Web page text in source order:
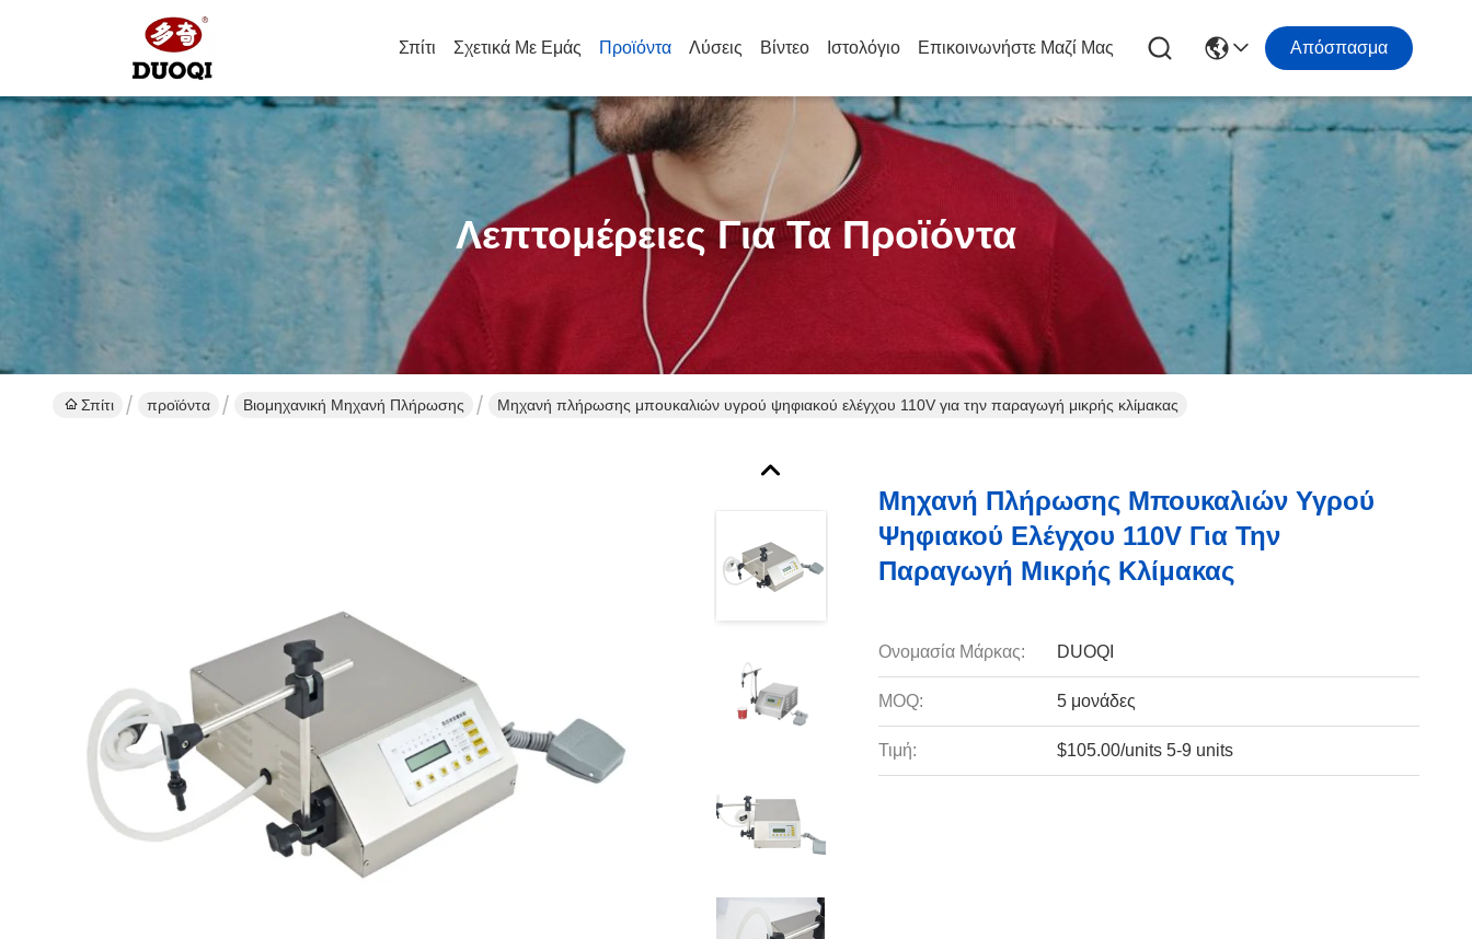
Σπίτι Σχετικά Με Εμάς Προϊόντα Λύσεις Βίντεο Ιστολόγιο Επικοινωνήστε Μαζί Μας Απόσπασμα
Λεπτομέρειες Για Τα Προϊόντα
Σπίτι προϊόντα Βιομηχανική Μηχανή Πλήρωσης Μηχανή πλήρωσης μπουκαλιών υγρού ψηφιακού ελέγχου 110V για την παραγωγή μικρής κλίμακας
Μηχανή Πλήρωσης Μπουκαλιών Υγρού
Ψηφιακού Ελέγχου 110V Για Την
Παραγωγή Μικρής Κλίμακας
Ονομασία Μάρκας: DUOQI
MOQ: 5 μονάδες
Τιμή: $105.00/units 5-9 units